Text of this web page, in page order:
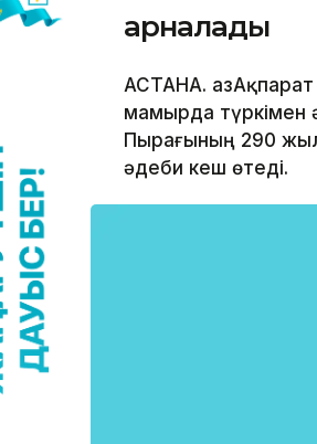
арналады
АСТАНА.
мамырда түркімен
Пырағының 290
әдеби кеш өтеді.